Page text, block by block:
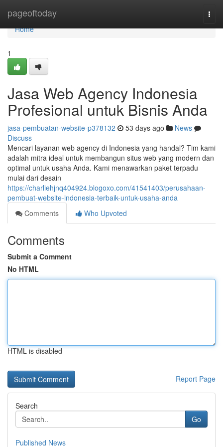
pageoftoday
Home
Home
1
Jasa Web Agency Indonesia
Profesional untuk Bisnis Anda
jasa-pembuatan-website-p378132 53 days ago
News
Discuss
Mencari layanan web agency di Indonesia yang handal? Tim kami
adalah mitra ideal untuk membangun situs web yang modern dan
optimal untuk usaha Anda. Kami menawarkan paket terpadu
mulai dari desain
https://charliehjnq404924.blogoxo.com/41541403/perusahaan-
pembuat-website-indonesia-terbaik-untuk-usaha-anda
Comments
Who Upvoted
Comments
Submit a Comment
No HTML
HTML is disabled
Report Page
Search
Go
Published News